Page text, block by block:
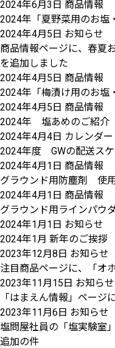
2024年6月3日 商品情報
2024年「夏野菜用のお塩
2024年4月5日 お知らせ
商品情報ページに、春夏
を追加しました
2024年4月5日 商品情報
2024年「梅漬け用のお塩
2024年4月5日 商品情報
2024年 塩あめのご紹介
2024年4月4日 カレンダー
2024年度 GWの配送ス
2024年4月1日 商品情報
グラウンド用防塵剤 使
2024年4月1日 商品情報
グラウンド用ラインパウ
2024年1月1日 お知らせ
2024年1月 新年のご挨拶
2023年12月8日 お知らせ
注目商品ページに、「オ
2023年11月15日 お知らせ
「はまえん情報」ページ
2023年11月6日 お知らせ
塩問屋社員の「塩実験
追加の件